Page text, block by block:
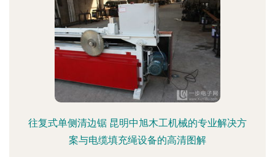
往复式单侧清边锯 昆明中旭木工机械的专业解决方
案与电缆填充绳设备的高清图解